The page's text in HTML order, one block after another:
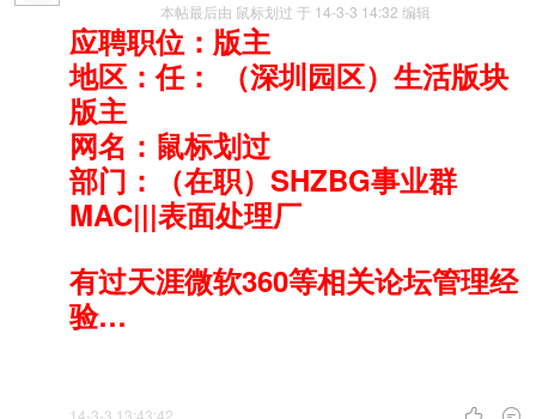
本帖最后由 鼠标划过 于 14-3-3 14:32 编辑
应聘职位：版主
地区：任： （深圳园区）生活版块
版主
网名：鼠标划过
部门：（在职）SHZBG事业群
MAC|||表面处理厂
有过天涯微软360等相关论坛管理经
验…
14-3-3 13:43:42